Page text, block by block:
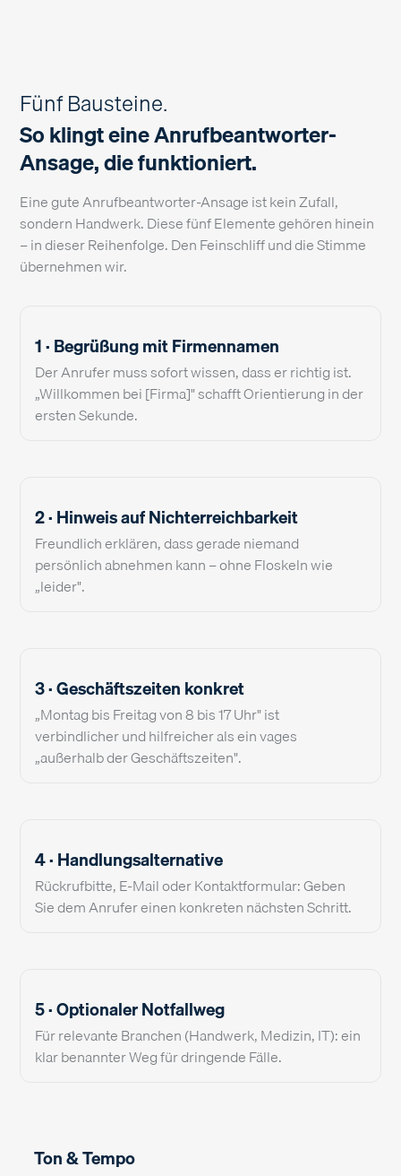
Fünf Bausteine.
So klingt eine Anrufbeantworter-
Ansage, die funktioniert.
Eine gute Anrufbeantworter-Ansage ist kein Zufall,
sondern Handwerk. Diese fünf Elemente gehören hinein
– in dieser Reihenfolge. Den Feinschliff und die Stimme
übernehmen wir.
1 · Begrüßung mit Firmennamen
Der Anrufer muss sofort wissen, dass er richtig ist.
„Willkommen bei [Firma]" schafft Orientierung in der
ersten Sekunde.
2 · Hinweis auf Nichterreichbarkeit
Freundlich erklären, dass gerade niemand
persönlich abnehmen kann – ohne Floskeln wie
„leider".
3 · Geschäftszeiten konkret
„Montag bis Freitag von 8 bis 17 Uhr" ist
verbindlicher und hilfreicher als ein vages
„außerhalb der Geschäftszeiten".
4 · Handlungsalternative
Rückrufbitte, E-Mail oder Kontaktformular: Geben
Sie dem Anrufer einen konkreten nächsten Schritt.
5 · Optionaler Notfallweg
Für relevante Branchen (Handwerk, Medizin, IT): ein
klar benannter Weg für dringende Fälle.
Ton & Tempo